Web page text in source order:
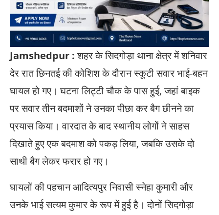
Jamshedpur :शहर के सिदगोड़ा थाना क्षेत्र में शनिवार
देर रात छिनतई की कोशिश के दौरान स्कूटी सवार भाई-बहन
घायल हो गए। घटना लिट्टी चौक के पास हुई, जहां बाइक
पर सवार तीन बदमाशों ने उनका पीछा कर बैग छीनने का
प्रयास किया। वारदात के बाद स्थानीय लोगों ने साहस
दिखाते हुए एक बदमाश को पकड़ लिया, जबकि उसके दो
साथी बैग लेकर फरार हो गए।
घायलों की पहचान आदित्यपुर निवासी स्नेहा कुमारी और
उनके भाई सत्यम कुमार के रूप में हुई है। दोनों सिदगोड़ा